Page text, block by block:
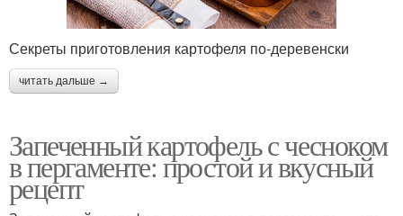
Секреты приготовления картофеля по-деревенски
читать дальше →
Запеченный картофель с чесноком
в пергаменте: простой и вкусный
рецепт